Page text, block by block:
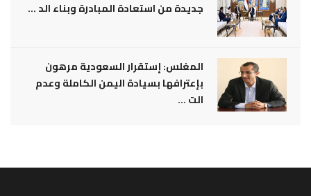
جديدة من استعادة المبادرة وبناء الد ...
المغلس: إستقرار السعودية مرهون
بإعترافها بسيادة اليمن الكاملة وعدم
الت ...